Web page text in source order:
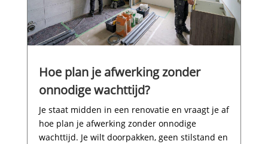
Hoe plan je afwerking zonder
onnodige wachttijd?
Je staat midden in een renovatie en vraagt je af
hoe plan je afwerking zonder onnodige
wachttijd.​ Je wilt doorpakken, geen stilstand en